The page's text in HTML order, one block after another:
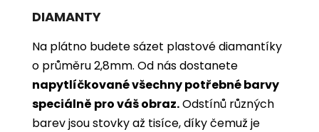
DIAMANTY
Na plátno budete sázet plastové diamantíky
o průměru 2,8mm. Od nás dostanete
napytlíčkované všechny potřebné barvy
speciálně pro váš obraz.Odstínů různých
barev jsou stovky až tisíce, díky čemuž je